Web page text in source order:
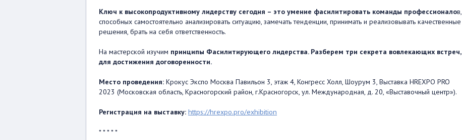
Ключ к высокопродуктивному лидерству сегодня – это умение фасилитировать команды профессионалов,
способных самостоятельно анализировать ситуацию, замечать тенденции, принимать и реализовывать качественные
решения, брать на себя ответственность.
На мастерской изучим принципы Фасилитирующего лидерства. Разберем три секрета вовлекающих встреч,
для достижения договоренности.
Место проведения: Крокус Экспо Москва Павильон 3, этаж 4, Конгресс Холл, Шоурум 3, Выставка HREXPO PRO
2023 (Московская область, Красногорский район, г.Красногорск, ул. Международная, д. 20, «Выставочный центр»).
Регистрация на выставку: https://hrexpo.pro/exhibition
* * * * *